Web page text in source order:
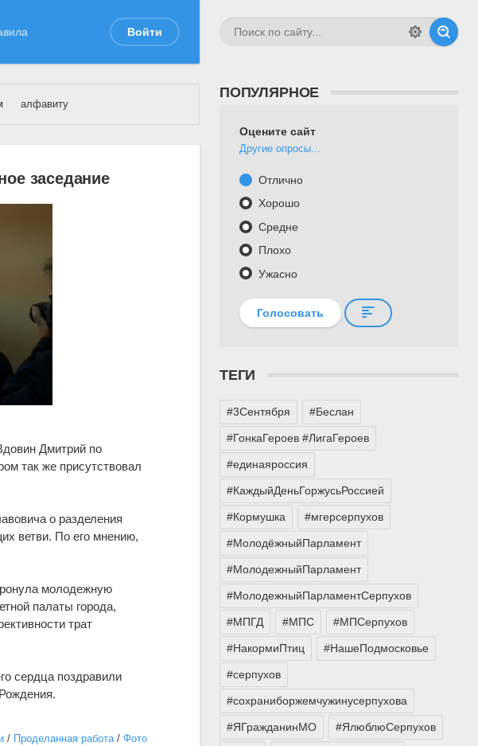
Войти
алфавиту
заседание
Дмитрий по
так же присутствовал
о разделения
ветви. По его мнению,
молодежную
палаты города,
трат
сердца поздравили
/ Проделанная работа/Фото
ПОПУЛЯРНОЕ
Оцените сайт
Другие опросы...
Отлично
Хорошо
Средне
Плохо
Ужасно
Голосовать
ТЕГИ
#3Сентября #Беслан
#ГонкаГероев #ЛигаГероев
#единаяроссия
#КаждыйДеньГоржусьРоссией
#Кормушка #мгерсерпухов
#МолодёжныйПарламент
#МолодежныйПарламент
#МолодежныйПарламентСерпухов
#МПГД #МПС #МПСерпухов
#НакормиПтиц #НашеПодмосковье
#серпухов
#сохраниборжемчужинусерпухова
#ЯГражданинМО #ЯлюблюСерпухов